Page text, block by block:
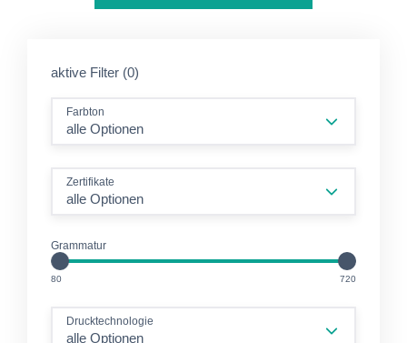
aktive Filter (0)
Farbton
alle Optionen
Zertifikate
alle Optionen
Grammatur
80GM2 720GM2
Drucktechnologie
alle Optionen